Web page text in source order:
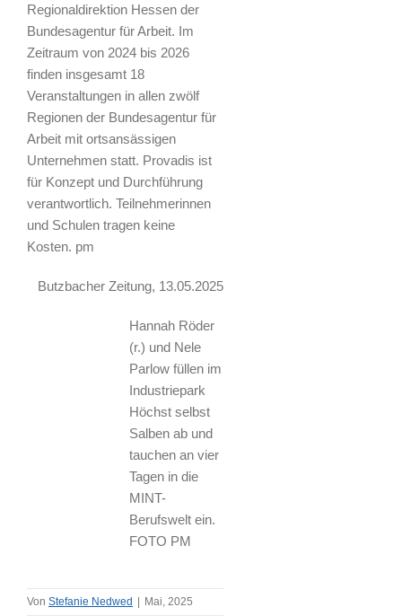
Regionaldirektion Hessen der
Bundesagentur für Arbeit. Im
Zeitraum von 2024 bis 2026
finden insgesamt 18
Veranstaltungen in allen zwölf
Regionen der Bundesagentur für
Arbeit mit ortsansässigen
Unternehmen statt. Provadis ist
für Konzept und Durchführung
verantwortlich. Teilnehmerinnen
und Schulen tragen keine
Kosten. pm
Butzbacher Zeitung, 13.05.2025
Hannah Röder
(r.) und Nele
Parlow füllen im
Industriepark
Höchst selbst
Salben ab und
tauchen an vier
Tagen in die
MINT-
Berufswelt ein.
FOTO PM
Von Stefanie Nedwed | Mai, 2025